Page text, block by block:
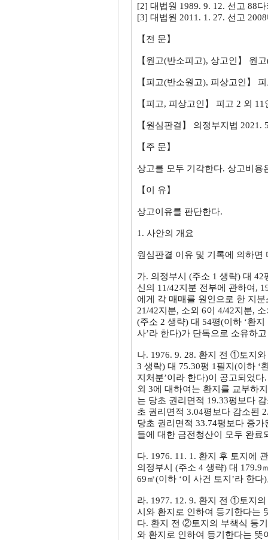
[2] 대법원 1989. 9. 12. 선고 88
[3] 대법원 2011. 1. 27. 선고
【전 문】
【원고(반소피고), 상고인】 원
【피고(반소원고), 피상고인】
【피고, 피상고인】 피고 2 외
【원심판결】 의정부지법 2021.
【주 문】
상고를 모두 기각한다. 상고비용
【이 유】
상고이유를 판단한다.
1. 사안의 개요
원심판결 이유 및 기록에 의하면
가. 의정부시 (주소 1 생략) 대
신의 11/42지분 전부에 관하여,
에게 각 매매를 원인으로 한 지
21/42지분, 소외 6이 4/42지분,
(주소 2 생략) 대 54평(이하 ‘환
사’라 한다)가 단독으로 소유하
나. 1976. 9. 28. 환지 전 ①토지
3 생략) 대 75.30평 1필지(이하 ‘
지처분’이라 한다)이 공고되었
외 3에 대하여는 환지를 교부하
는 당초 권리면적 19.33평보다
초 권리면적 3.04평보다 감소된
당초 권리면적 33.74평보다 증
들에 대한 금전청산이 모두 완료
다. 1976. 11. 1. 환지 후 토지에
의정부시 (주소 4 생략) 대 179.9
69㎡(이하 ‘이 사건 토지’라 한
라. 1977. 12. 9. 환지 전 ①토지
시와 환지로 인하여 등기한다는
다. 환지 전 ②토지의 부책식 등
와 환지로 인하여 등기한다는